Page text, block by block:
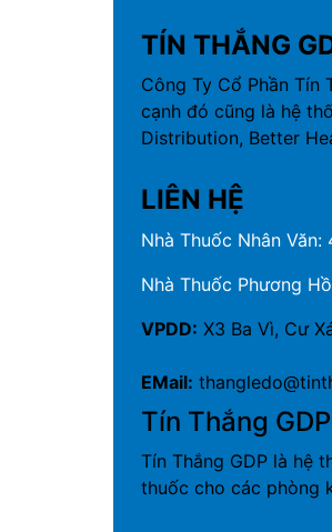
TÍN THẮNG
Công Ty Cổ Phần Tín
cạnh đó cũng là hệ
Distribution, Better
LIÊN HỆ
Nhà Thuốc Nhân Văn:
Nhà Thuốc Phương
VPDD: X3 Ba Vì, Cư
EMail:
Tín Thắng
Tín Thắng GDP là hệ
thuốc cho các phòng